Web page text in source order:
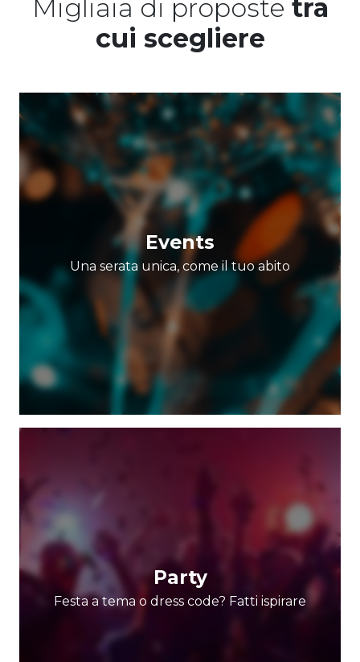
Migliaia di proposte tra
cui scegliere
Events
Una serata unica, come il tuo abito
Party
Festa a tema o dress code? Fatti ispirare